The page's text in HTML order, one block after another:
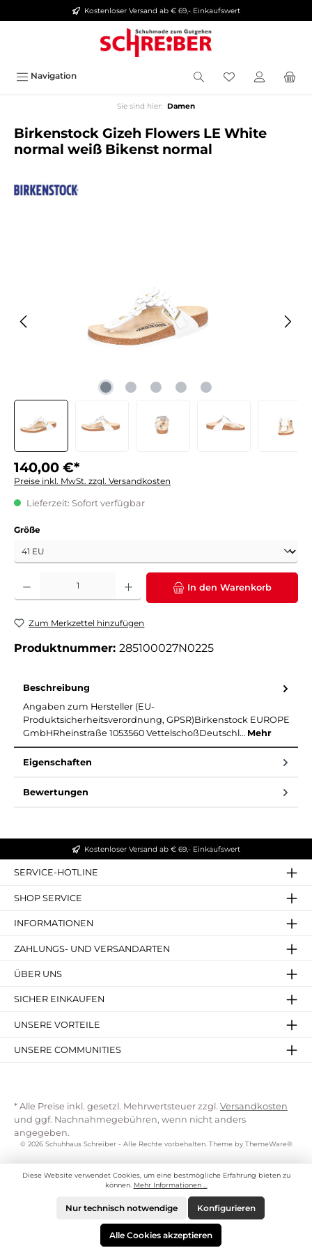
springen Kostenloser Versand ab € 69,- Einkaufswert
Navigation
Sie sind hier: Damen
Birkenstock Gizeh Flowers LE White
normal weiß Bikenst normal
140,00 €*
Preise inkl. MwSt. zzgl. Versandkosten
Lieferzeit: Sofort verfügbar
Größeauswählen
Produkt Anzahl: Gib den gewünschten Wert ein oder benutze die Schaltflächen um
In den Warenkorb
Zum Merkzettel hinzufügen
Produktnummer: 285100027N0225
Beschreibung
Angaben zum Hersteller (EU-
Produktsicherheitsverordnung, GPSR)Birkenstock EUROPE
GmbHRheinstraße 1053560 VettelschoßDeutschl… Mehr
Eigenschaften
Bewertungen
Kostenloser Versand ab € 69,- Einkaufswert
SERVICE-HOTLINE
SHOP SERVICE
INFORMATIONEN
ZAHLUNGS- UND VERSANDARTEN
ÜBER UNS
SICHER EINKAUFEN
UNSERE VORTEILE
UNSERE COMMUNITIES
* Alle Preise inkl. gesetzl. Mehrwertsteuer zzgl. Versandkosten
und ggf. Nachnahmegebühren, wenn nicht anders
angegeben.
© 2026 Schuhhaus Schreiber - Alle Rechte vorbehalten. Theme by ThemeWare®
Diese Website verwendet Cookies, um eine bestmögliche Erfahrung bieten zu
können. Mehr Informationen ...
Nur technisch notwendige Konfigurieren
Alle Cookies akzeptieren